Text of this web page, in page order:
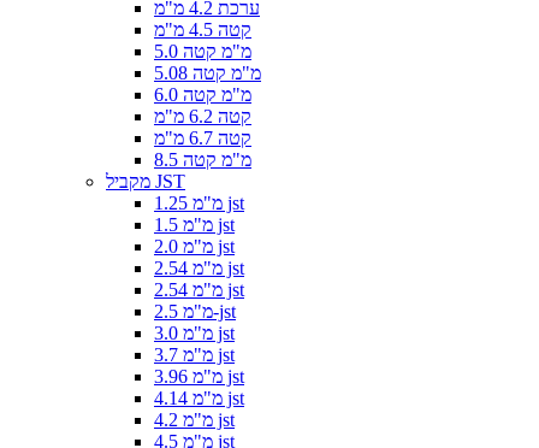
ערכת 4.2 מ"מ
קטה 4.5 מ"מ
5.0 מ"מ קטה
5.08 מ"מ קטה
6.0 מ"מ קטה
קטה 6.2 מ"מ
קטה 6.7 מ"מ
8.5 מ"מ קטה
מקביל JST
1.25 מ"מ jst
1.5 מ"מ jst
2.0 מ"מ jst
2.54 מ"מ jst
2.54 מ"מ jst
2.5 מ"מ-jst
3.0 מ"מ jst
3.7 מ"מ jst
3.96 מ"מ jst
4.14 מ"מ jst
4.2 מ"מ jst
4.5 מ"מ jst